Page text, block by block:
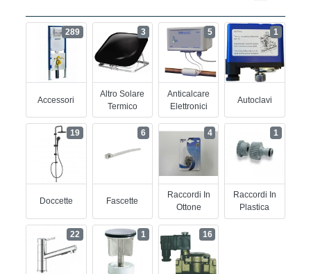
Accessori
289
Altro Solare
Termico
3
Anticalcare
Elettronici
5
Autoclavi
1
Doccette
19
Fascette
6
Raccordi In
Ottone
4
Raccordi In
Plastica
1
22 1 16